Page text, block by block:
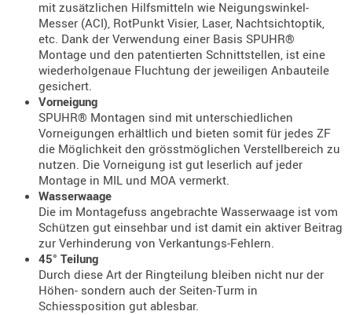
AUFSÄTZE
BÜRSTEN
PELLETS
mit zusätzlichen Hilfsmitteln wie Neigungswinkel-
Messer (ACI), RotPunkt Visier, Laser, Nachtsichtoptik,
etc. Dank der Verwendung einer Basis SPUHR®
Montage und den patentierten Schnittstellen, ist eine
wiederholgenaue Fluchtung der jeweiligen Anbauteile
gesichert.
Vorneigung
SPUHR® Montagen sind mit unterschiedlichen
Vorneigungen erhältlich und bieten somit für jedes ZF
die Möglichkeit den grösstmöglichen Verstellbereich zu
nutzen. Die Vorneigung ist gut leserlich auf jeder
Montage in MIL und MOA vermerkt.
Wasserwaage
Die im Montagefuss angebrachte Wasserwaage ist vom
Schützen gut einsehbar und ist damit ein aktiver Beitrag
zur Verhinderung von Verkantungs-Fehlern.
45° Teilung
Durch diese Art der Ringteilung bleiben nicht nur der
Höhen- sondern auch der Seiten-Turm in
Schiessposition gut ablesbar.